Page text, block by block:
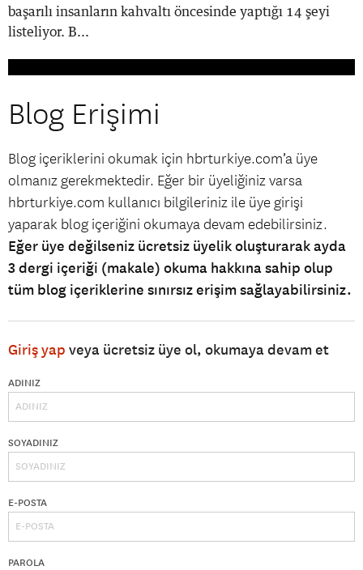
başarılı insanların kahvaltı öncesinde yaptığı 14 şeyi
listeliyor. B...
Blog Erişimi
Blog içeriklerini okumak için hbrturkiye.com’a üye
olmanız gerekmektedir. Eğer bir üyeliğiniz varsa
hbrturkiye.com kullanıcı bilgileriniz ile üye girişi
yaparak blog içeriğini okumaya devam edebilirsiniz.
Eğer üye değilseniz ücretsiz üyelik oluşturarak ayda
3 dergi içeriği (makale) okuma hakkına sahip olup
tüm blog içeriklerine sınırsız erişim sağlayabilirsiniz.
Giriş yap veya ücretsiz üye ol, okumaya devam et
ADINIZ
SOYADINIZ
E-POSTA
PAROLA